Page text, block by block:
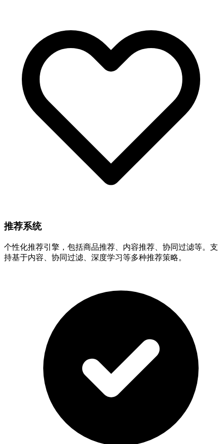
推荐系统
个性化推荐引擎，包括商品推荐、内容推荐、协同过滤等。支
持基于内容、协同过滤、深度学习等多种推荐策略。